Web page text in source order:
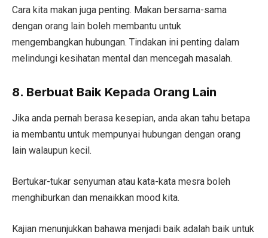
Cara kita makan juga penting. Makan bersama-sama
dengan orang lain boleh membantu untuk
mengembangkan hubungan. Tindakan ini penting dalam
melindungi kesihatan mental dan mencegah masalah.
8. Berbuat Baik Kepada Orang Lain
Jika anda pernah berasa kesepian, anda akan tahu betapa
ia membantu untuk mempunyai hubungan dengan orang
lain walaupun kecil.
Bertukar-tukar senyuman atau kata-kata mesra boleh
menghiburkan dan menaikkan mood kita.
Kajian menunjukkan bahawa menjadi baik adalah baik untuk